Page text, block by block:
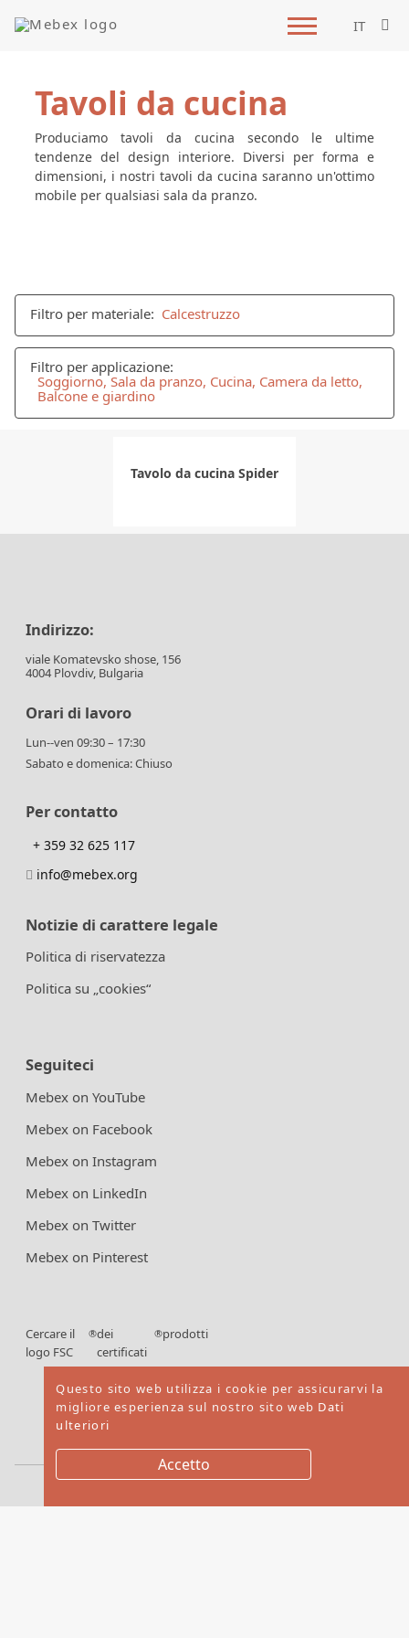
IT
Tavoli da cucina
Produciamo tavoli da cucina secondo le ultime
tendenze del design interiore. Diversi per forma e
dimensioni, i nostri tavoli da cucina saranno un'ottimo
mobile per qualsiasi sala da pranzo.
Filtro per materiale: Calcestruzzo
Filtro per applicazione:
Soggiorno, Sala da pranzo, Cucina, Camera da letto,
Balcone e giardino
Tavolo da cucina Spider
Indirizzo:
viale Komatevsko shose, 156
4004 Plovdiv, Bulgaria
Orari di lavoro
Lun--ven 09:30 – 17:30
Sabato e domenica: Chiuso
Per contatto
+ 359 32 625 117
info@mebex.org
Notizie di carattere legale
Politica di riservatezza
Politica su „cookies“
Seguiteci
Mebex on YouTube
Mebex on Facebook
Mebex on Instagram
Mebex on LinkedIn
Mebex on Twitter
Mebex on Pinterest
Cercare il
logo FSC
®dei
certificati
FSC
®prodotti
Questo sito web utilizza i cookie per assicurarvi la
migliore esperienza sul nostro sito web Dati
ulteriori
Accetto